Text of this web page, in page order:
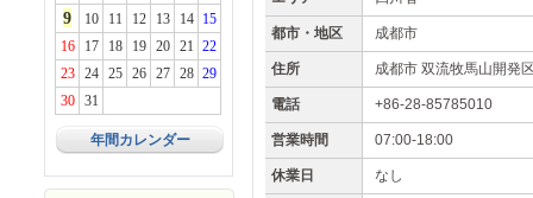
9 10 11 12 13 14
15
16
17 18 19 20 21 22
23
24 25 26 27 28 29
30
31
年間カレンダー
都市・地区 成都市
住所 成都市 双流牧馬山開発
電話 +86-28-85785010
営業時間 07:00-18:00
休業日 なし